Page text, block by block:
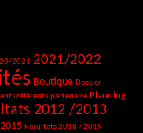
2021 2021/2022
Boutique Dossier
référents partenaire Planning
2012 /2013
Résultats 2018 / 2019